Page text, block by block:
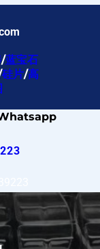
/蓝宝石
硅片/高